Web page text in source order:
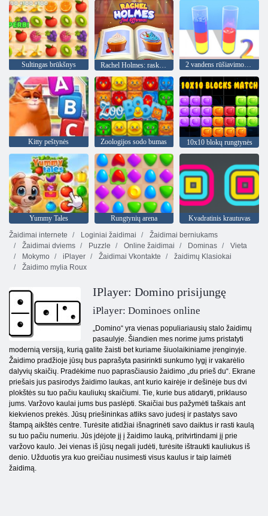
Sultingas brūkšnys Rachel Holmes: raskite skirtumų
Kitty peštynės Zoologijos sodo bumas 10x10 blokų rungtynės
Yummy Tales Rungtynių arena
Kvadratinis krautuvas
Žaidimai internete
Loginiai žaidimai
Žaidimai berniukams
Žaidimai dviems
Puzzle Online žaidimai Dominas
Vieta
Mokymo
iPlayer Žaidimai Vkontakte
žaidimų Klasiokai
Žaidimo mylia Roux
IPlayer: Domino prisijungę
iPlayer: Dominoes online
„Domino“ yra vienas populiariausių stalo žaidimų
pasaulyje. Šiandien mes norime jums pristatyti
modernią versiją, kurią galite žaisti bet kuriame šiuolaikiniame įrenginyje.
Žaidimo pradžioje jūsų bus paprašyta pasirinkti sunkumo lygį ir vakarėlio
dalyvių skaičių. Pradėkime nuo paprasčiausio žaidimo „du prieš du“. Ekrane
priešais jus pasirodys žaidimo laukas, ant kurio kairėje ir dešinėje bus dvi
plokštės su tuo pačiu kauliukų skaičiumi. Tie, kurie bus atidaryti, priklauso
jums. Varžovo kaulai jums bus paslėpti. Skaičiai bus pažymėti taškais ant
kiekvienos prekės. Jūsų priešininkas atliks savo judesį ir pastatys savo
štampą aikštės centre. Turėsite atidžiai išnagrinėti savo daiktus ir rasti kaulą
su tuo pačiu numeriu. Jūs įdėjote jį į žaidimo lauką, pritvirtindami jį prie
varžovo kaulo. Jei vienas iš jūsų negali judėti, turėsite ištraukti kauliukus iš
denio. Užduotis yra kuo greičiau nusimesti visus kaulus ir taip laimėti
žaidimą.